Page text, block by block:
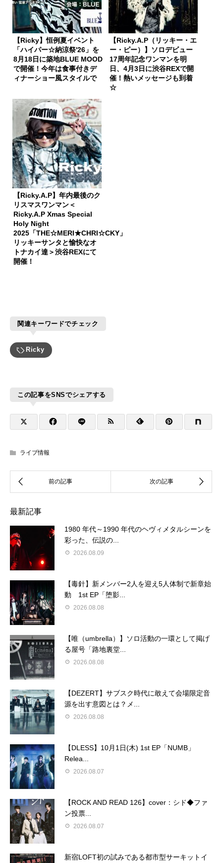
【Ricky】恒例夏イベント
「ハイパー☆納涼祭'26」を
8月18日に築地BLUE MOOD
で開催！今年は食事付きデ
ィナーショー風スタイルで
【Ricky.A.P（リッキー・エ
ー・ピー）】ソロデビュー
17周年記念ワンマンを明
日、4月3日に渋谷REXで開
催！熱いメッセージも到着
☆
【Ricky.A.P】年内最後のク
リスマスワンマン＜
Ricky.A.P Xmas Special
Holy Night
2025「THE☆MERI★CHRI☆CKY」
リッキーサンタと愉快なオ
トナカイ達＞渋谷REXにて
開催！
関連キーワードでチェック
Ricky
この記事をSNSでシェアする
ライブ情報
最新記事
1980 年代～1990 年代のヘヴィメタルシーンを
彩った、伝説の...
2026.08.09
【毒針】新メンバー2人を迎え5人体制で新章始
動 1st EP「堕影...
2026.08.08
【唯（umbrella）】ソロ活動の一環として掲げ
る屋号「路地裏堂...
2026.08.08
【DEZERT】サブスク時代に敢えて会場限定音
源を出す意図とは？メ...
2026.08.08
【DLESS】10月1日(木) 1st EP「NUMB」
Relea...
2026.08.07
【ROCK AND READ 126】cover：シド◆ファ
ン投票...
2026.08.07
新宿LOFT初の試みである都市型サーキットイ